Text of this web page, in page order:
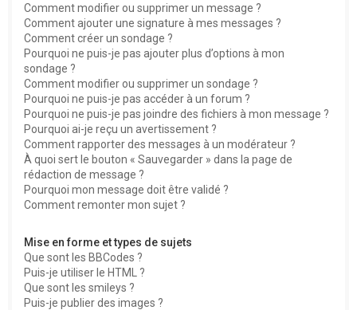
Comment modifier ou supprimer un message ?
Comment ajouter une signature à mes messages ?
Comment créer un sondage ?
Pourquoi ne puis-je pas ajouter plus d’options à mon
sondage ?
Comment modifier ou supprimer un sondage ?
Pourquoi ne puis-je pas accéder à un forum ?
Pourquoi ne puis-je pas joindre des fichiers à mon message ?
Pourquoi ai-je reçu un avertissement ?
Comment rapporter des messages à un modérateur ?
À quoi sert le bouton « Sauvegarder » dans la page de
rédaction de message ?
Pourquoi mon message doit être validé ?
Comment remonter mon sujet ?
Mise en forme et types de sujets
Que sont les BBCodes ?
Puis-je utiliser le HTML ?
Que sont les smileys ?
Puis-je publier des images ?